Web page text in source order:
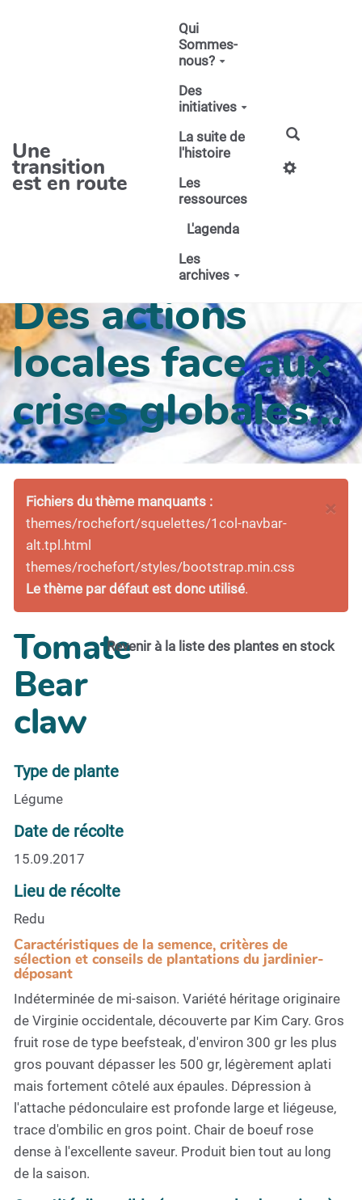
Une
transition
est en route
Qui
Sommes-
nous?
Des
initiatives
La suite de
l'histoire
Les
ressources
L'agenda
Les
archives
Des actions
locales face aux
crises globales...
×
Fichiers du thème manquants :
themes/rochefort/squelettes/1col-navbar-
alt.tpl.html
themes/rochefort/styles/bootstrap.min.css
Le thème par défaut est donc utilisé.
Revenir à la liste des plantes en stock
Tomate
Bear
claw
Type de plante
Légume
Date de récolte
15.09.2017
Lieu de récolte
Redu
Caractéristiques de la semence, critères de
sélection et conseils de plantations du jardinier-
déposant
Indéterminée de mi-saison. Variété héritage originaire
de Virginie occidentale, découverte par Kim Cary. Gros
fruit rose de type beefsteak, d'environ 300 gr les plus
gros pouvant dépasser les 500 gr, légèrement aplati
mais fortement côtelé aux épaules. Dépression à
l'attache pédonculaire est profonde large et liégeuse,
trace d'ombilic en gros point. Chair de boeuf rose
dense à l'excellente saveur. Produit bien tout au long
de la saison.